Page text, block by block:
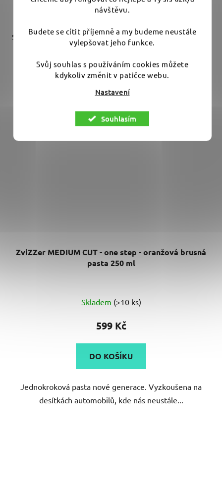
návštěvu.
Budete se cítit příjemně a my budeme neustále
vylepšovat jeho funkce.
Svůj souhlas s používáním cookies můžete
kdykoliv změnit v patičce webu.
Nastavení
Souhlasím
z
hvězdiček.
DO KOŠÍKU
Silná abrazivní pasta, která zvládne leštění velmi tvrdých
laků. Minimální prašnost...
ZviZZer MEDIUM CUT - one step - oranžová brusná
pasta 250 ml
hodnocení
produktu
z
hvězdiček.
Skladem (>10 ks)
599 Kč
DO KOŠÍKU
Jednokroková pasta nové generace. Vyzkoušena na
desítkách automobilů, kde nás neustále...